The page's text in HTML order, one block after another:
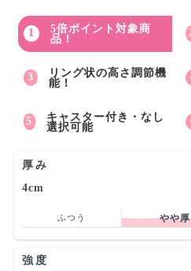
5倍ポイント対象商
品！
リング状の高さ調節機
能！
キャスター付き・なし
選択可能
厚み
4cm
ふつう やや厚
強度